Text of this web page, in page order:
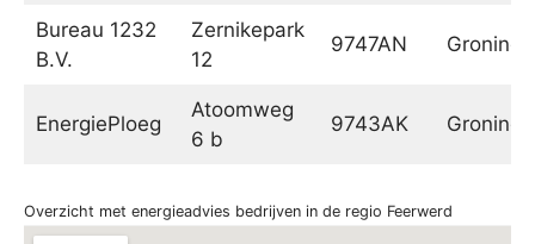
Bureau 1232
B.V.
Zernikepark
12
9747AN
EnergiePloeg
Atoomweg
6 b
9743AK
Overzicht met energieadvies bedrijven in de regio Feerwerd